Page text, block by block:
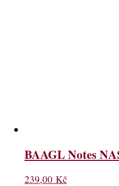
BAAGL Notes
239,00 Kč